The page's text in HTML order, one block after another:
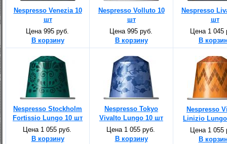
Nespresso Venezia 10
шт
Цена 995 руб.
В корзину
Nespresso Volluto 10
шт
Цена 995 руб.
В корзину
Nespresso
шт
Цена 1 045
В
Nespresso Stockholm
Fortissio Lungo 10 шт
Цена 1 055 руб.
В корзину
Nespresso Tokyo
Vivalto Lungo 10 шт
Цена 1 055 руб.
В корзину
Nespresso
Linizio
Цена 1 055
В